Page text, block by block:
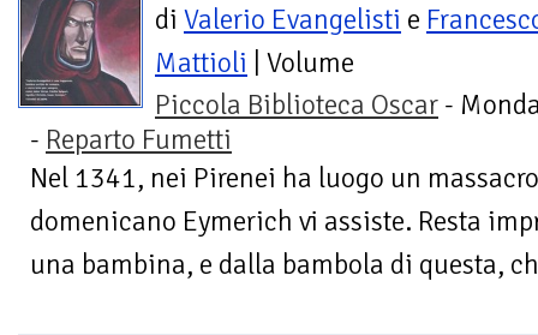
di Valerio Evangelisti e
Mattioli | Volume
Piccola Biblioteca Oscar -
- Reparto Fumetti
Nel 1341, nei Pirenei ha luogo un
domenicano Eymerich vi assiste. Resta
una bambina, e dalla bambola di questa,